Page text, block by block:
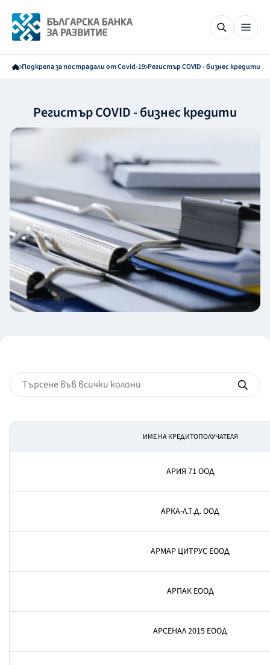
Подкрепа за пострадали от Covid-19 Регистър COVID - бизнес кредити
Регистър COVID - бизнес кредити
ИМЕ НА КРЕДИТОПОЛУЧАТЕЛЯ
АРИЯ 71 ООД
АРКА-Л.Т.Д. ООД
АРМАР ЦИТРУС ЕООД
АРПАК ЕООД
АРСЕНАЛ 2015 ЕООД